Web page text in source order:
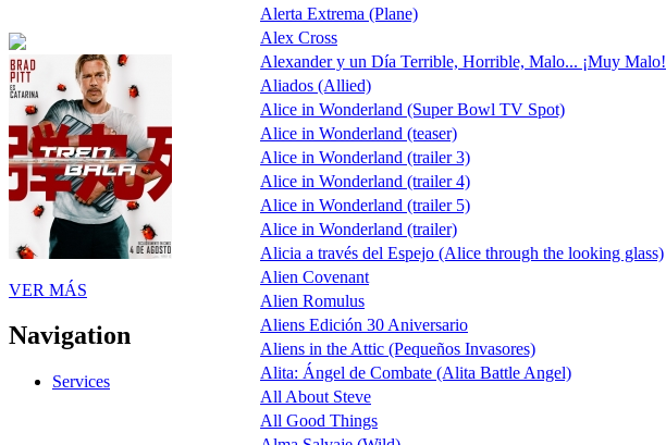
VER MÁS
Navigation
Services
Alerta Extrema (Plane)
Alex Cross
Alexander y un Día Terrible, Horrible, Malo... ¡Muy Malo!
Aliados (Allied)
Alice in Wonderland (Super Bowl TV Spot)
Alice in Wonderland (teaser)
Alice in Wonderland (trailer 3)
Alice in Wonderland (trailer 4)
Alice in Wonderland (trailer 5)
Alice in Wonderland (trailer)
Alicia a través del Espejo (Alice through the looking glass)
Alien Covenant
Alien Romulus
Aliens Edición 30 Aniversario
Aliens in the Attic (Pequeños Invasores)
Alita: Ángel de Combate (Alita Battle Angel)
All About Steve
All Good Things